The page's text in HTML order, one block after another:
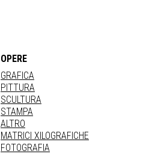
OPERE
GRAFICA
PITTURA
SCULTURA
STAMPA
ALTRO
MATRICI XILOGRAFICHE
FOTOGRAFIA